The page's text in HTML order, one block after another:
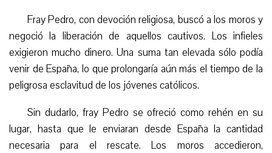
Fray Pedro, con devoción religiosa, buscó a los moros y
negoció la liberación de aquellos cautivos. Los infieles
exigieron mucho dinero. Una suma tan elevada sólo podía
venir de España, lo que prolongaría aún más el tiempo de la
peligrosa esclavitud de los jóvenes católicos.
Sin dudarlo, fray Pedro se ofreció como rehén en su
lugar, hasta que le enviaran desde España la cantidad
necesaria para el rescate. Los moros accedieron,